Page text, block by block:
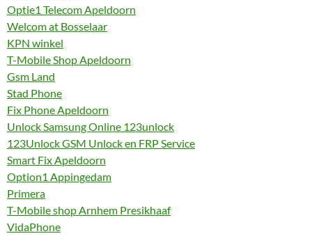
Optie1 Telecom Apeldoorn
Welcom at Bosselaar
KPN winkel
T-Mobile Shop Apeldoorn
Gsm Land
Stad Phone
Fix Phone Apeldoorn
Unlock Samsung Online 123unlock
123Unlock GSM Unlock en FRP Service
Smart Fix Apeldoorn
Option1 Appingedam
Primera
T-Mobile shop Arnhem Presikhaaf
VidaPhone